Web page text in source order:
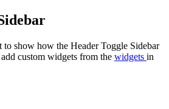
to show how the Header Toggle Sidebar
custom widgets from the widgets in